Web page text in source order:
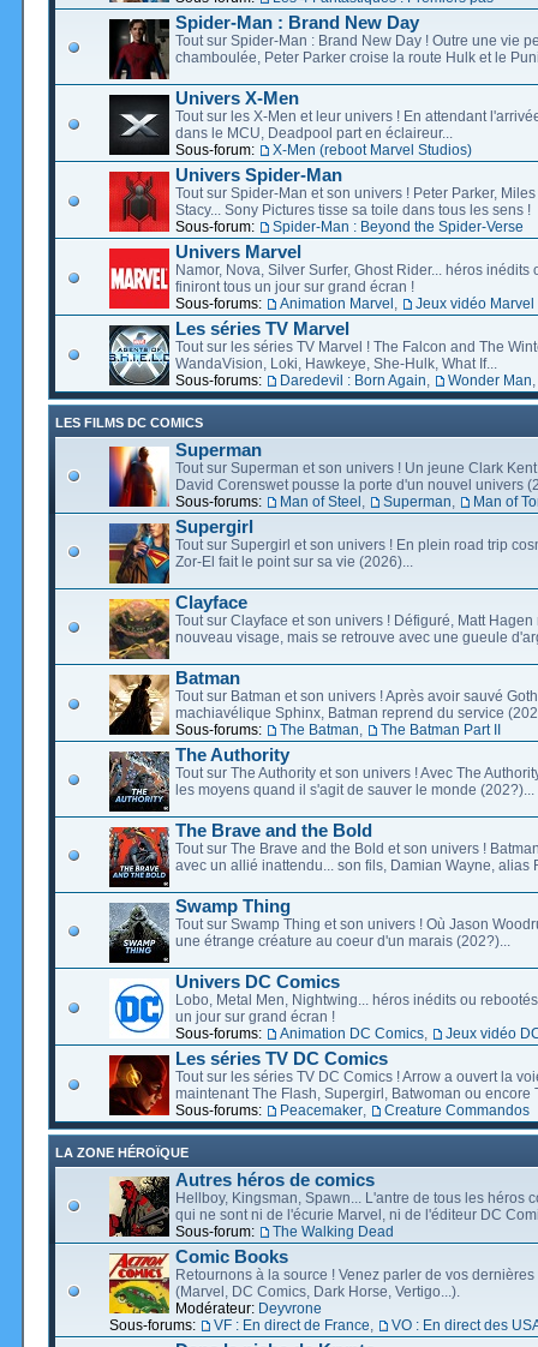
Spider-Man : Brand New Day
Tout sur Spider-Man : Brand New Day ! Outre une vie
chamboulée, Peter Parker croise la route Hulk et le
Univers X-Men
Tout sur les X-Men et leur univers ! En attendant
dans le MCU, Deadpool part en éclaireur...
Sous-forum:
X-Men (reboot Marvel Studios)
Univers Spider-Man
Tout sur Spider-Man et son univers ! Peter Parker,
Stacy... Sony Pictures tisse sa toile dans tous les sens !
Sous-forum:
Spider-Man : Beyond the Spider-Verse
Univers Marvel
Namor, Nova, Silver Surfer, Ghost Rider... héros inédits
finiront tous un jour sur grand écran !
Sous-forums:
Animation Marvel Jeux vidéo Marvel
Les séries TV Marvel
Tout sur les séries TV Marvel ! The Falcon and The
WandaVision, Loki, Hawkeye, She-Hulk, What If...
Sous-forums:
Daredevil : Born Again Wonder Man
LES FILMS DC COMICS
Superman
Tout sur Superman et son univers ! Un jeune Clark
David Corenswet pousse la porte d'un nouvel univers
Sous-forums:
Man of Steel Superman Man of
Supergirl
Tout sur Supergirl et son univers ! En plein road trip
Zor-El fait le point sur sa vie (2026)...
Clayface
Tout sur Clayface et son univers ! Défiguré, Matt Hagen
nouveau visage, mais se retrouve avec une gueule
Batman
Tout sur Batman et son univers ! Après avoir sauvé
machiavélique Sphinx, Batman reprend du service
Sous-forums:
The Batman The Batman Part II
The Authority
Tout sur The Authority et son univers ! Avec The
les moyens quand il s'agit de sauver le monde (202?)...
The Brave and the Bold
Tout sur The Brave and the Bold et son univers !
avec un allié inattendu... son fils, Damian Wayne, alias
Swamp Thing
Tout sur Swamp Thing et son univers ! Où Jason
une étrange créature au coeur d'un marais (202?)...
Univers DC Comics
Lobo, Metal Men, Nightwing... héros inédits ou
un jour sur grand écran !
Sous-forums:
Animation DC Comics Jeux vidéo
Les séries TV DC Comics
Tout sur les séries TV DC Comics ! Arrow a ouvert la
maintenant The Flash, Supergirl, Batwoman ou encore
Sous-forums:
Peacemaker Creature Commandos
LA ZONE HÉROÏQUE
Autres héros de comics
Hellboy, Kingsman, Spawn... L'antre de tous les héros
qui ne sont ni de l'écurie Marvel, ni de l'éditeur DC
Sous-forum:
The Walking Dead
Comic Books
Retournons à la source ! Venez parler de vos dernières
(Marvel, DC Comics, Dark Horse, Vertigo...).
Modérateur: Deyvrone
Sous-forums:
VF : En direct de France VO : En direct des